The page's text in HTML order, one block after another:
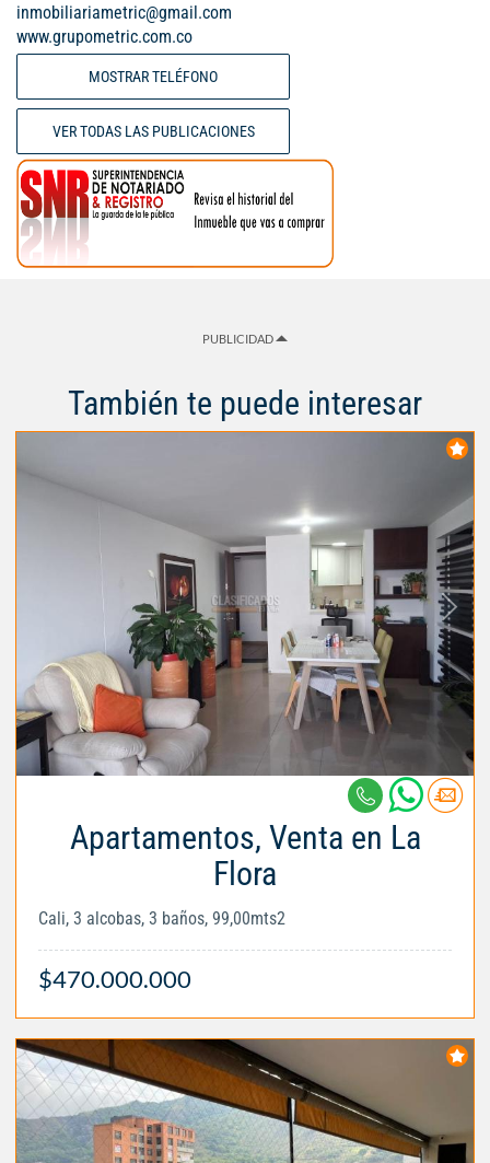
inmobiliariametric@gmail.com
www.grupometric.com.co
MOSTRAR TELÉFONO
VER TODAS LAS PUBLICACIONES
PUBLICIDAD
También te puede interesar
Apartamentos, Venta en La
Flora
Cali, 3 alcobas, 3 baños, 99,00mts2
$470.000.000